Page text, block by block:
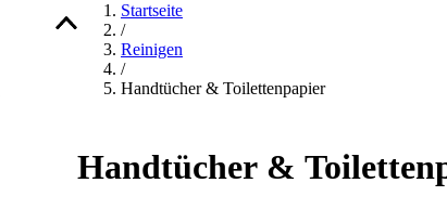
Startseite
/
Reinigen
/
Handtücher & Toilettenpapier
Handtücher &